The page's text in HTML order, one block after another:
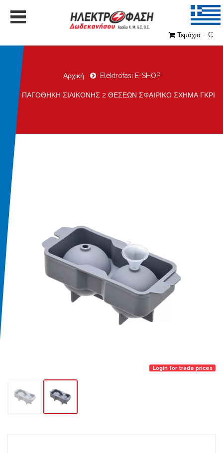
Τεμάχια - €
Αρχική Elektrofasi E-SHOP
ΠΑΓΟΘΗΚΗ ΣΙΛΙΚΟΝΗΣ 2 ΘΕΣΕΩΝ ΣΦΑΙΡΙΚΟ ΣΧΗΜΑ ΓΚΡΙ
Login for trade prices